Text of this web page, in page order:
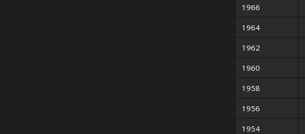
1966
1964
1962
1960
1958
1956
1954